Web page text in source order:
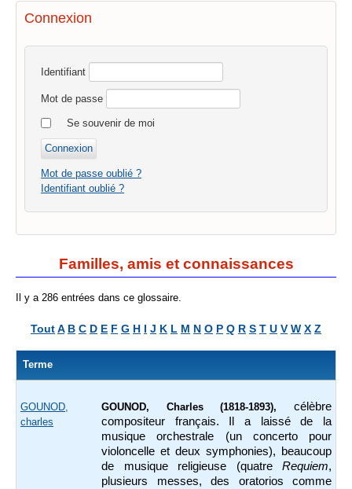
Connexion
Identifiant
Mot de passe
Se souvenir de moi
Mot de passe oublié ?
Identifiant oublié ?
Familles, amis et connaissances
Il y a 286 entrées dans ce glossaire.
ToutA B C D E F G H I J K L M N O P Q R S T U V W X Z
Terme
GOUNOD,
charles
GOUNOD, Charles (1818-1893),
célèbre
compositeur français. Il a laissé de la
musique orchestrale (un concerto pour
violoncelle et deux symphonies), beaucoup
de musique religieuse (quatre Requiem,
plusieurs messes, des oratorios comme